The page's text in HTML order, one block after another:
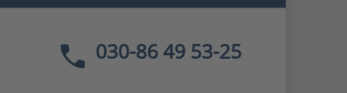
030-86 49 53-25